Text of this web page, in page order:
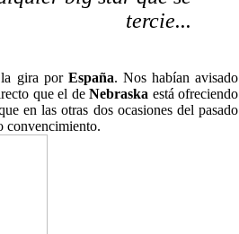
tercie...
gira por España. Nos habían avisado
que el deNebraska está ofreciendo
en las otras dos ocasiones del pasado
convencimiento.